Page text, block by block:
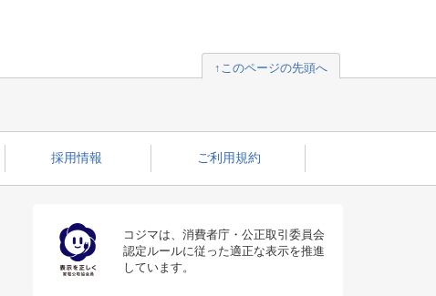
↑このページの先頭へ
採用情報 ご利用規約
コジマは、消費者庁・公正取引委員会
認定ルールに従った適正な表示を推進
しています。